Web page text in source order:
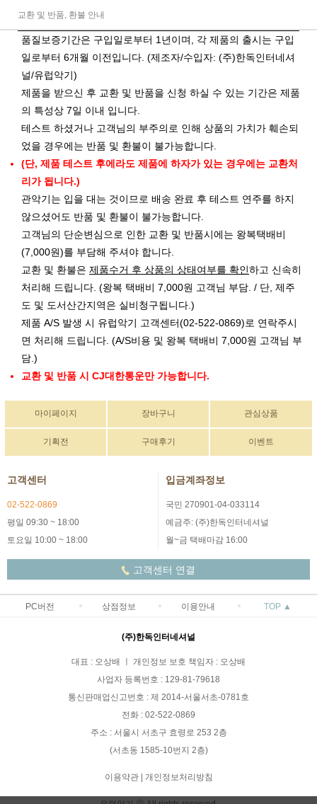
교환 및 반품, 환불 안내
품질보증기간은 구입일로부터 1년이며, 각 제품의 출시는 구입
일로부터 6개월 이전입니다. (제조자/수입자: (주)한독인터네셔
널/유럽악기)
제품을 받으신 후 교환 및 반품을 신청 하실 수 있는 기간은 제품
의 특성상 7일 이내 입니다.
테스트 하셨거나 고객님의 부주의로 인해 상품의 가치가 훼손되
었을 경우에는 반품 및 환불이 불가능합니다.
(단, 제품 테스트 후에라도 제품에 하자가 있는 경우에는 교환처
리가 됩니다.)
관악기는 입을 대는 것이므로 배송 완료 후 테스트 연주를 하지
않으셨어도 반품 및 환불이 불가능합니다.
고객님의 단순변심으로 인한 교환 및 반품시에는 왕복택배비
(7,000원)를 부담해 주셔야 합니다.
교환 및 환불은 제품수거 후 상품의 상태여부를 확인하고 신속히
처리해 드립니다. (왕복 택배비 7,000원 고객님 부담. / 단, 제주
도 및 도서산간지역은 실비청구됩니다.)
제품 A/S 발생 시 유럽악기 고객센터(02-522-0869)로 연락주시
면 처리해 드립니다. (A/S비용 및 왕복 택배비 7,000원 고객님 부
담.)
교환 및 반품 시 CJ대한통운만 가능합니다.
마이페이지 장바구니 관심상품
기획전 구매후기 이벤트
고객센터
02-522-0869
평일 09:30 ~ 18:00
토요일 10:00 ~ 18:00
입금계좌정보
국민 270901-04-033114
예금주: (주)한독인터네셔널
월~금 택배마감 16:00
고객센터 연결
PC버전 상점정보 이용안내 TOP ▲
(주)한독인터네셔널
대표 : 오상배 ㅣ 개인정보 보호 책임자 : 오상배
사업자 등록번호 : 129-81-79618
통신판매업신고번호 : 제 2014-서울서초-0781호
전화 : 02-522-0869
주소 : 서울시 서초구 효령로 253 2층
(서초동 1585-10번지 2층)
이용약관| 개인정보처리방침